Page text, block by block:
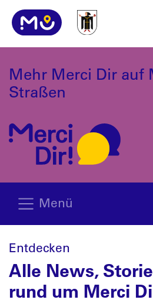
Mehr Merci Dir auf
Straßen
Menü
Entdecken
Alle News,
rund um Merci